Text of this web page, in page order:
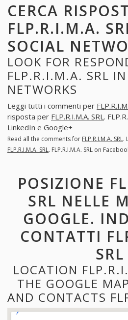
CERCA
FLP.R.I.M.A.
SOCIAL
LOOK FOR
FLP.R.I.M.A. SRL
NETWORKS
Leggi tutti i commenti per
risposta per FLP.R.I.M.A. SRL .
LinkedIn e Google+
Read all the comments for FLP.R.I.M.A. SRL.
FLP.R.I.M.A. SRL. FLP.R.I.M.A. SRL on
POSIZIONE
SRL NELLE
GOOGLE.
CONTATTI
SRL
LOCATION
THE GOOGLE
AND CONTACTS